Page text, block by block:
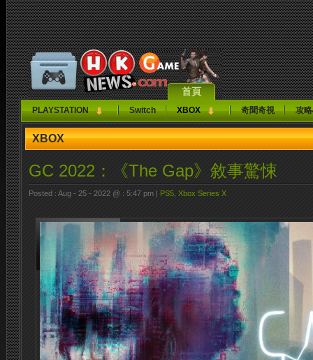
首頁
PLAYSTATION Switch XBOX 奇聞奇視 攻
XBOX
GC 2022：《The Gap》敘事驚悚
Posted : Aug - 25 - 2022 @ : 5:47 pm | PS5 Xbox Series X